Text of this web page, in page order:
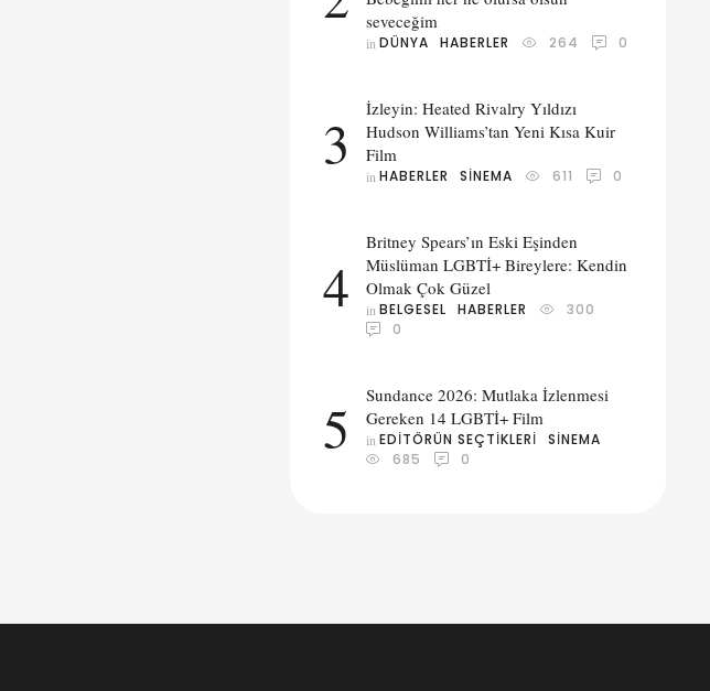
seveceğim
in DÜNYA HABERLER 264 0
3
İzleyin: Heated Rivalry Yıldızı
Hudson Williams’tan Yeni Kısa Kuir
Film
in HABERLER SINEMA 611 0
4
Britney Spears’ın Eski Eşinden
Müslüman LGBTİ+ Bireylere: Kendin
Olmak Çok Güzel
in BELGESEL HABERLER
300
0
5
Sundance 2026: Mutlaka İzlenmesi
Gereken 14 LGBTİ+ Film
in EDITÖRÜN SEÇTIKLERI
SINEMA
685
0